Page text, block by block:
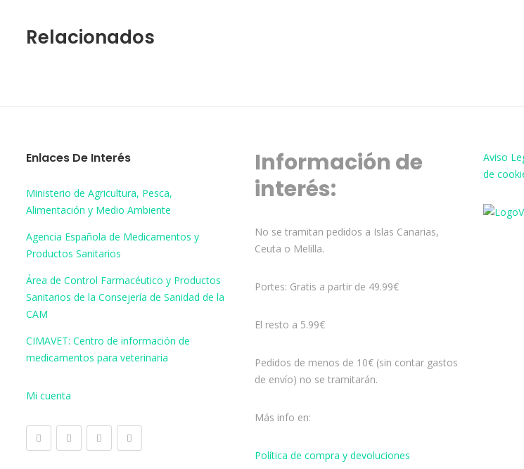
Relacionados
Enlaces De Interés
Ministerio de Agricultura, Pesca,
Alimentación y Medio Ambiente
Agencia Española de Medicamentos y
Productos Sanitarios
Área de Control Farmacéutico y Productos
Sanitarios de la Consejería de Sanidad de la
CAM
CIMAVET: Centro de información de
medicamentos para veterinaria
Mi cuenta
Información de
interés:
No se tramitan pedidos a Islas Canarias,
Ceuta o Melilla.
Portes: Gratis a partir de 49.99€
El resto a 5.99€
Pedidos de menos de 10€ (sin contar gastos
de envío) no se tramitarán.
Más info en:
Política de compra y devoluciones
Aviso
de